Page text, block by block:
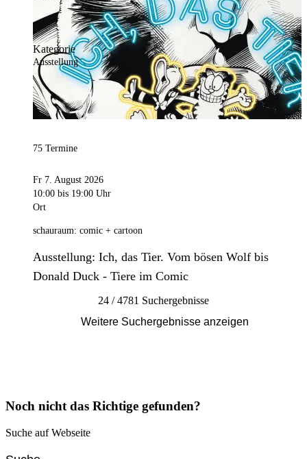
Kategorie
Ausstellung
75 Termine
Fr 7. August 2026
10:00 bis 19:00 Uhr
Ort
schauraum: comic + cartoon
Ausstellung: Ich, das Tier. Vom bösen Wolf bis
Donald Duck - Tiere im Comic
24 / 4781 Suchergebnisse
Weitere Suchergebnisse anzeigen
Noch nicht das Richtige gefunden?
Suche auf Webseite